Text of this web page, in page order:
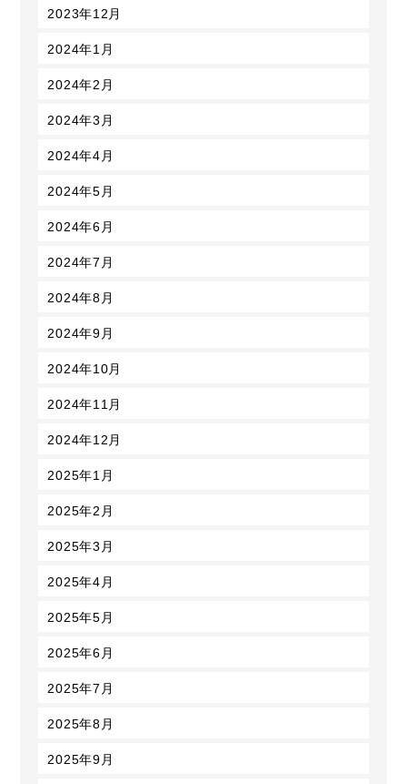
2023年12月
2024年1月
2024年2月
2024年3月
2024年4月
2024年5月
2024年6月
2024年7月
2024年8月
2024年9月
2024年10月
2024年11月
2024年12月
2025年1月
2025年2月
2025年3月
2025年4月
2025年5月
2025年6月
2025年7月
2025年8月
2025年9月